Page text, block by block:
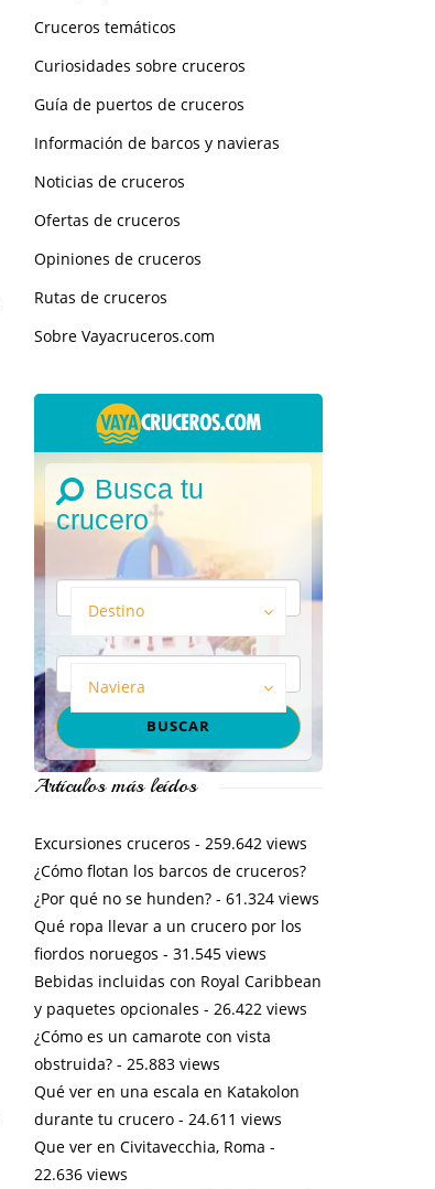
Cruceros temáticos
Curiosidades sobre cruceros
Guía de puertos de cruceros
Información de barcos y navieras
Noticias de cruceros
Ofertas de cruceros
Opiniones de cruceros
Rutas de cruceros
Sobre Vayacruceros.com
Busca tu
crucero
Destino
Naviera
Artículos más leídos
Excursiones cruceros - 259.642 views
¿Cómo flotan los barcos de cruceros?
¿Por qué no se hunden?- 61.324 views
Qué ropa llevar a un crucero por los
fiordos noruegos - 31.545 views
Bebidas incluidas con Royal Caribbean
y paquetes opcionales - 26.422 views
¿Cómo es un camarote con vista
obstruida?- 25.883 views
Qué ver en una escala en Katakolon
durante tu crucero- 24.611 views
Que ver en Civitavecchia, Roma -
22.636 views